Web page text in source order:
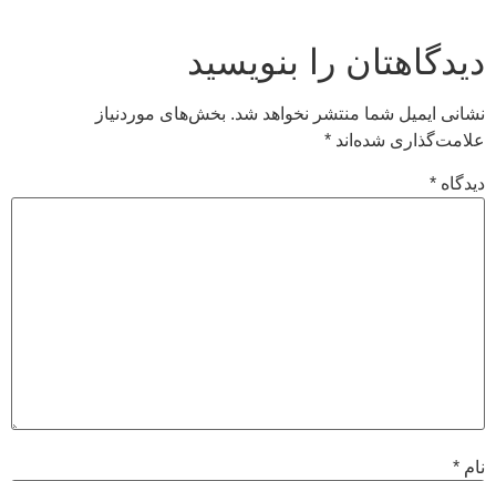
دیدگاهتان را بنویسید
نشانی ایمیل شما منتشر نخواهد شد. بخش‌های موردنیاز
علامت‌گذاری شده‌اند *
دیدگاه *
نام *